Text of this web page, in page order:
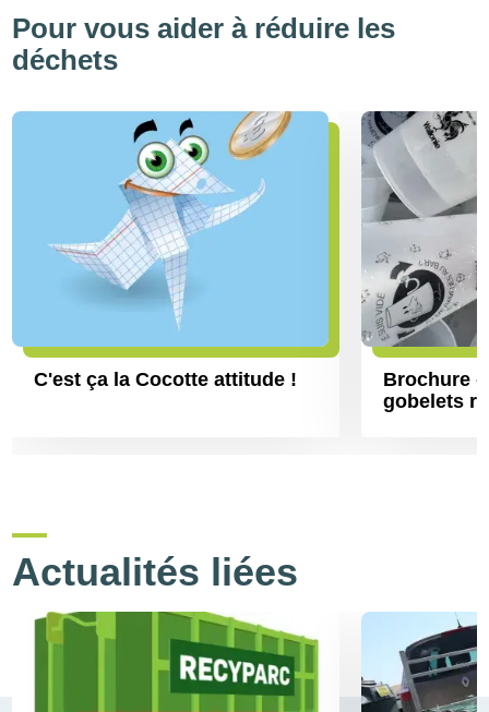
Pour vous aider à réduire les
déchets
C'est ça la Cocotte attitude !
Brochure -
gobelets
Actualités liées